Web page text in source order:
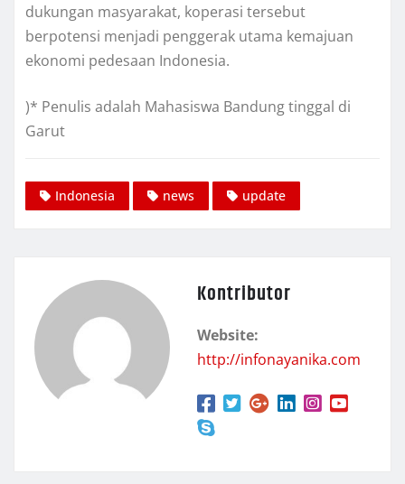
dukungan masyarakat, koperasi tersebut
berpotensi menjadi penggerak utama kemajuan
ekonomi pedesaan Indonesia.
)* Penulis adalah Mahasiswa Bandung tinggal di
Garut
Indonesia news update
Kontributor
Website:
http://infonayanika.com